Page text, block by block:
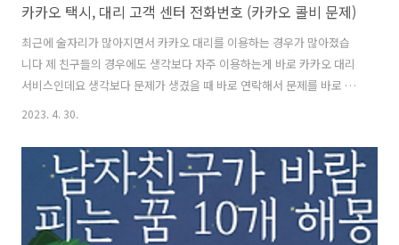
카카오 택시, 대리 고객 센터 전화번호 (카카오 콜비 문제)
최근에 술자리가 많아지면서 카카오 대리를 이용하는 경우가 많아졌습
니다 제 친구들의 경우에도 생각보다 자주 이용하는게 바로 카카오 대리
서비스인데요 생각보다 문제가 생겼을 때 바로 연락해서 문제를 바로 잡
아야 하는데 이러한 문제 해결을 위해서는 전화 통화가 필요하지만 전화
번호에 대해서 어떻게 전화하면 가장 빠르게 문제 해결이 되는지 모두 체
크해보겠습니다 목차 1. 카카오 택시 & 카카오 대리 고객 센터 전화 번호
알아보기 일단 카카오 택시 고객 센터 먼저 살펴보겠습니다 카카오 택시
고객 센터 전화 번호는 바로 아래와 같습니다 지번 02 / 1599 - 9400 입
니다 사실 어플로 들어가서 대화를 통해서 상담을 진행하는 방식도 있지
2023. 4. 30.